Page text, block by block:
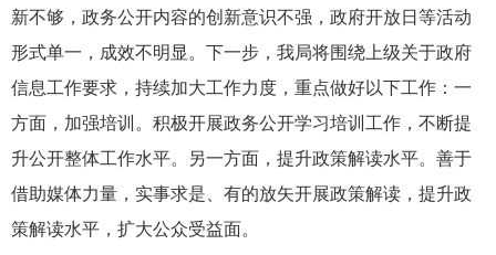
新不够，政务公开内容的创新意识不强，政府开放日等活动
形式单一，成效不明显。下一步，我局将围绕上级关于政府
信息工作要求，持续加大工作力度，重点做好以下工作：一
方面，加强培训。积极开展政务公开学习培训工作，不断提
升公开整体工作水平。另一方面，提升政策解读水平。善于
借助媒体力量，实事求是、有的放矢开展政策解读，提升政
策解读水平，扩大公众受益面。